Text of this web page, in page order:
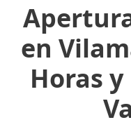
en
Horas